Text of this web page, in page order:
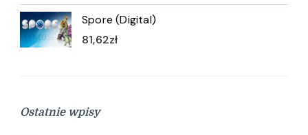
Spore (Digital)
81,62zł
Ostatnie wpisy